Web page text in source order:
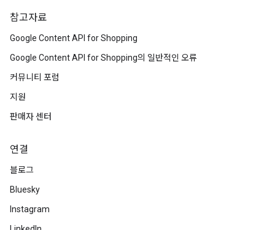
참고자료
Google Content API for Shopping
Google Content API for Shopping의 일반적인 오류
커뮤니티 포럼
지원
판매자 센터
연결
블로그
Bluesky
Instagram